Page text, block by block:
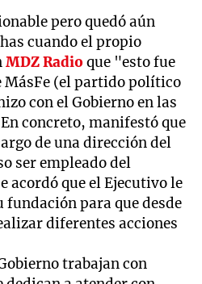
pero quedó aún
cuando el propio
MDZ Radioque "esto fue
MásFe (el partido político
con el Gobierno en las
concreto, manifestó que
de una dirección del
ser empleado del
acordó que el Ejecutivo le
para que desde
diferentes acciones
trabajan con